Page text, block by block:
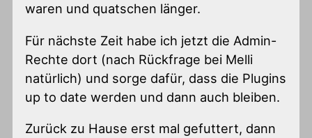
waren und quatschen länger.
Für nächste Zeit habe ich jetzt die Admin-
Rechte dort (nach Rückfrage bei Melli
natürlich) und sorge dafür, dass die Plugins
up to date werden und dann auch bleiben.
Zurück zu Hause erst mal gefuttert, dann